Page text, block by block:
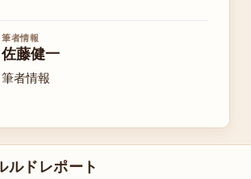
筆者情報
佐藤健一
筆者情報
ルドレポート